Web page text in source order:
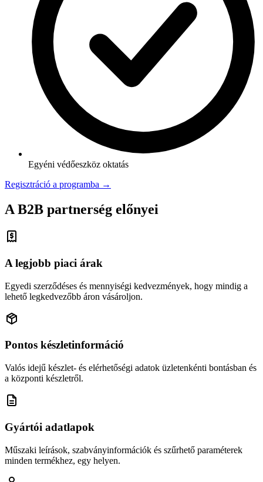
Egyéni védőeszköz oktatás
Regisztráció a programba →
A B2B partnerség előnyei
A legjobb piaci árak
Egyedi szerződéses és mennyiségi kedvezmények, hogy mindig a
lehető legkedvezőbb áron vásároljon.
Pontos készletinformáció
Valós idejű készlet- és elérhetőségi adatok üzletenkénti bontásban és
a központi készletről.
Gyártói adatlapok
Műszaki leírások, szabványinformációk és szűrhető paraméterek
minden termékhez, egy helyen.